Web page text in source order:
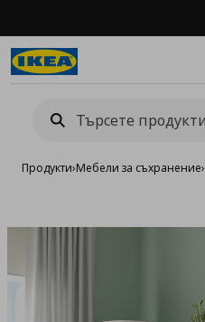
Продукти›Мебели за съхранение›